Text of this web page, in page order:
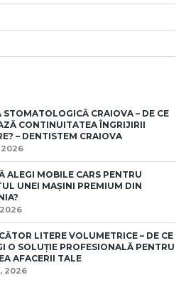
STOMATOLOGICĂ CRAIOVA – DE CE
CONTINUITATEA ÎNGRIJIRII
– DENTISTEM CRAIOVA
ALEGI MOBILE CARS PENTRU
UNEI MAȘINI PREMIUM DIN
LITERE VOLUMETRICE – DE CE
O SOLUȚIE PROFESIONALĂ PENTRU
AFACERII TALE
2026